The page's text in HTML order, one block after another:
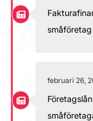
småföretag
februari 26,